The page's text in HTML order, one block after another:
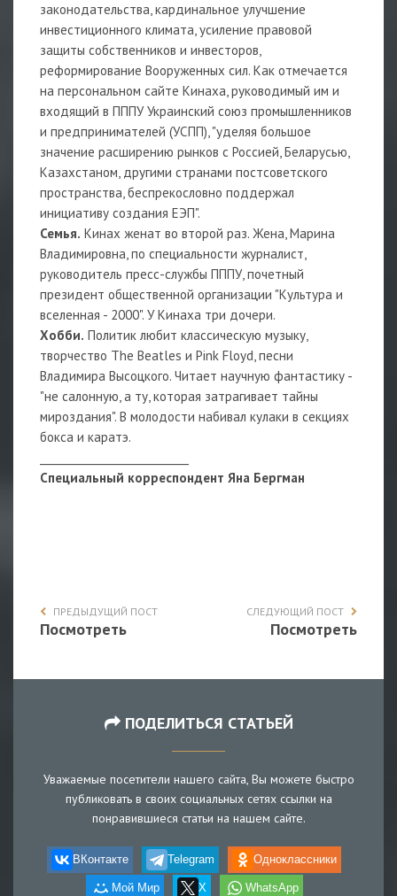
законодательства, кардинальное улучшение
инвестиционного климата, усиление правовой
защиты собственников и инвесторов,
реформирование Вооруженных сил. Как отмечается
на персональном сайте Кинаха, руководимый им и
входящий в ПППУ Украинский союз промышленников
и предпринимателей (УСПП), "уделяя большое
значение расширению рынков с Россией, Беларусью,
Казахстаном, другими странами постсоветского
пространства, беспрекословно поддержал
инициативу создания ЕЭП".
Семья. Кинах женат во второй раз. Жена, Марина
Владимировна, по специальности журналист,
руководитель пресс-службы ПППУ, почетный
президент общественной организации "Культура и
вселенная - 2000". У Кинаха три дочери.
Хобби. Политик любит классическую музыку,
творчество The Beatles и Pink Floyd, песни
Владимира Высоцкого. Читает научную фантастику -
"не салонную, а ту, которая затрагивает тайны
мироздания". В молодости набивал кулаки в секциях
бокса и каратэ.
Специальный корреспондент Яна Бергман
ПРЕДЫДУЩИЙ ПОСТ
Посмотреть
СЛЕДУЮЩИЙ ПОСТ
Посмотреть
ПОДЕЛИТЬСЯ СТАТЬЕЙ
Уважаемые посетители нашего сайта, Вы можете быстро
публиковать в своих социальных сетях ссылки на
понравившиеся статьи на нашем сайте.
ВКонтакте Telegram Одноклассники
Мой Мир X WhatsApp